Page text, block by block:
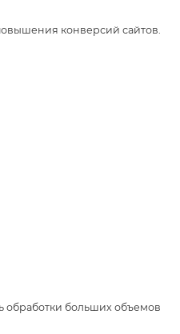
бизнеса
бизнеса
конверсий сайтов.
обработки больших объемов